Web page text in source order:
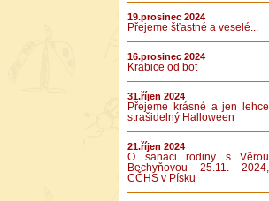
19.prosinec 2024
Přejeme šťastné a veselé...
16.prosinec 2024
Krabice od bot
31.říjen 2024
Přejeme krásné a jen lehce
strašidelný Halloween
21.říjen 2024
O sanaci rodiny s Věrou
Bechyňovou 25.11. 2024,
CČHS v Písku